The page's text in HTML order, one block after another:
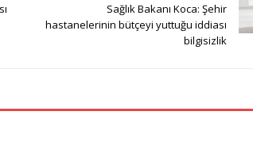
Sağlık Bakanı Koca: Şehir
hastanelerinin bütçeyi yuttuğu iddiası
bilgisizlik